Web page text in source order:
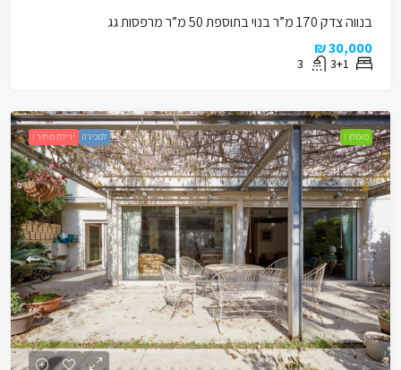
בנווה צדק 170 מ”ר בנוי בתוספת 50 מ”ר מרפסות גג
30,000 ₪
3+1
3
מומלץ ! למכירה ירידת מחיר !